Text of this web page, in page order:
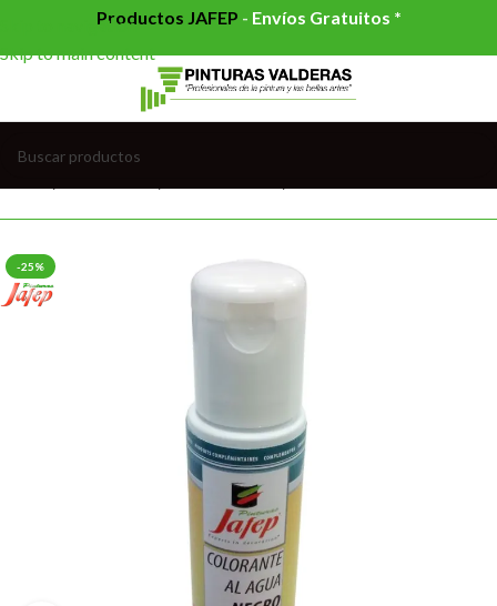
Skip to navigation
Skip to main content
Productos JAFEP - Envíos Gratuitos *
-25%